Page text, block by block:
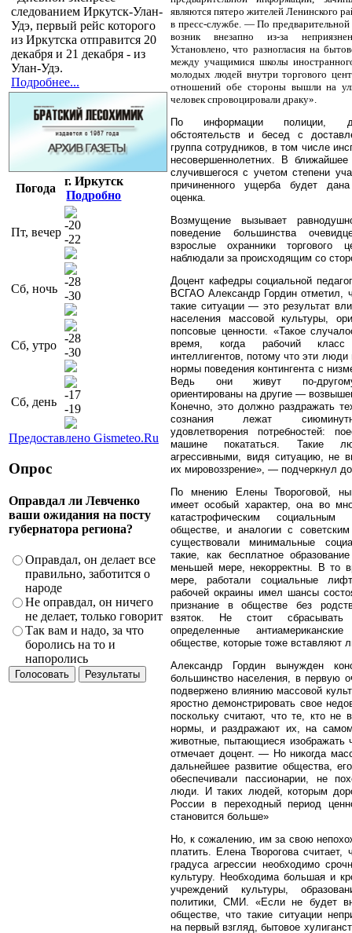
следованием Иркутск-Улан-
Удэ, первый рейс которого
из Иркутска отправится 20
декабря и 21 декабря - из
Улан-Удэ.
Подробнее...
Погода
г. Иркутск
Подробно
Пт, вечер
-20
-22
Сб, ночь
-28
-30
Сб, утро
-28
-30
Сб, день
-17
-19
Предоставлено Gismeteo.Ru
Опрос
Оправдал ли Левченко
ваши ожидания на посту
губернатора региона?
Оправдал, он делает все
правильно, заботится о
народе
Не оправдал, он ничего
не делает, только говорит
Так вам и надо, за что
боролись на то и
напоролись
являются пятеро жителей Ленинского
в пресс-службе. — По
возник внезапно из-за
Установлено, что разногласия на
между учащимися школы
молодых людей внутри торгового
отношений обе стороны вышли на
человек спровоцировали драку».
По информации полиции,
обстоятельств и бесед с
группа сотрудников, в том числе
несовершеннолетних. В
случившегося с учетом степени
причиненного ущерба будет дана
оценка.
Возмущение вызывает
поведение большинства
взрослые охранники торгового
наблюдали за происходящим со
Доцент кафедры социальной
ВСГАО Александр Гордин отметил,
такие ситуации — это результат
населения массовой культуры,
попсовые ценности. «Такое
время, когда рабочий
интеллигентов, потому что эти
нормы поведения контингента с
Ведь они живут по-
ориентированы на другие —
Конечно, это должно раздражать
сознания лежат
удовлетворения потребностей:
машине покататься. Такие
агрессивными, видя ситуацию, не
их мировоззрение», — подчеркнул
По мнению Елены Твороговой,
имеет особый характер, она во
катастрофическим
обществе, и аналогии с
существовали минимальные
такие, как бесплатное
меньшей мере, некорректны. В то
мере, работали социальные
рабочей окраины имел шансы
признание в обществе без
взяток. Не стоит
определенные
обществе, которые тоже вставляют
Александр Гордин вынужден
большинство населения, в первую
подвержено влиянию массовой
яростно демонстрировать свое
поскольку считают, что те, кто не
нормы, и раздражают их, на
животные, пытающиеся изображать
отмечает доцент. — Но никогда
дальнейшее развитие общества,
обеспечивали пассионарии, не
люди. И таких людей, которым
России в переходный период
становится больше»
Но, к сожалению, им за свою
платить. Елена Творогова считает,
градуса агрессии необходимо
культуру. Необходима большая и
учреждений культуры,
политики, СМИ. «Если не будет
обществе, что такие ситуации
на первый взгляд, бытовое